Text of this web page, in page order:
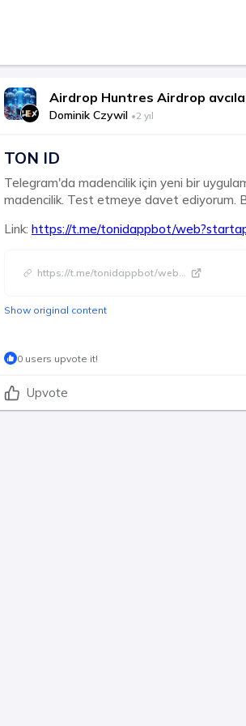
Airdrop Huntres Airdrop
Dominik Czywil •2 yıl
TON ID
Telegram'da madencilik için yeni bir
madencilik. Test etmeye davet ediyorum.
Link: https://t.me/tonidappbot/
https://t.me/tonidappbot/web...
Show original content
0 users upvote it!
Upvote